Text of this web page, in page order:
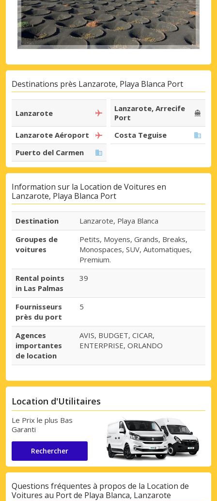
Destinations près Lanzarote, Playa Blanca Port
Lanzarote
Lanzarote, Arrecife
Port
Lanzarote Aéroport
Costa Teguise
Puerto del Carmen
Information sur la Location de Voitures en
Lanzarote, Playa Blanca Port
Destination
Lanzarote, Playa Blanca
Groupes de
voitures
Petits, Moyens, Grands, Breaks,
Monospaces, SUV, Automatiques,
Premium.
Rental points
in Las Palmas
39
Fournisseurs
près du port
5
Agences
importantes
de location
AVIS, BUDGET, CICAR,
ENTERPRISE, ORLANDO
Location d'Utilitaires
Le Prix le plus Bas
Garanti
Rechercher
Questions fréquentes à propos de la Location de
Voitures au Port de Playa Blanca, Lanzarote